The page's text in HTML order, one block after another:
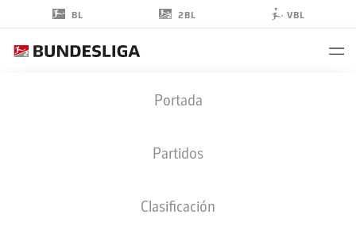
BL 2BL VBL
Portada
Partidos
Clasificación